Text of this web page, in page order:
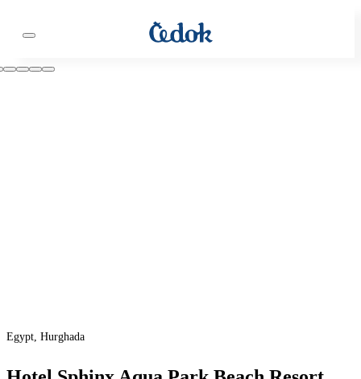
Egypt, Hurghada